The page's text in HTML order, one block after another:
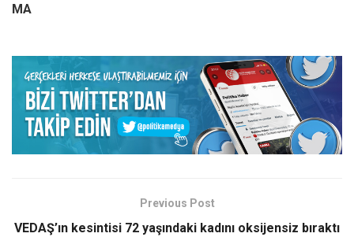
MA
Previous Post
VEDAŞ’ın kesintisi 72 yaşındaki kadını oksijensiz bıraktı